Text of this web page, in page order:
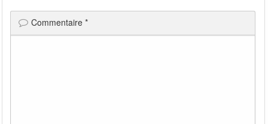
Commentaire*